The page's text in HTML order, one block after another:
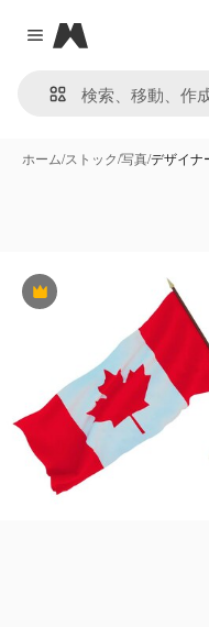
Close menu
Magnific
ホーム/ストック/写真/デザイナ
Premium